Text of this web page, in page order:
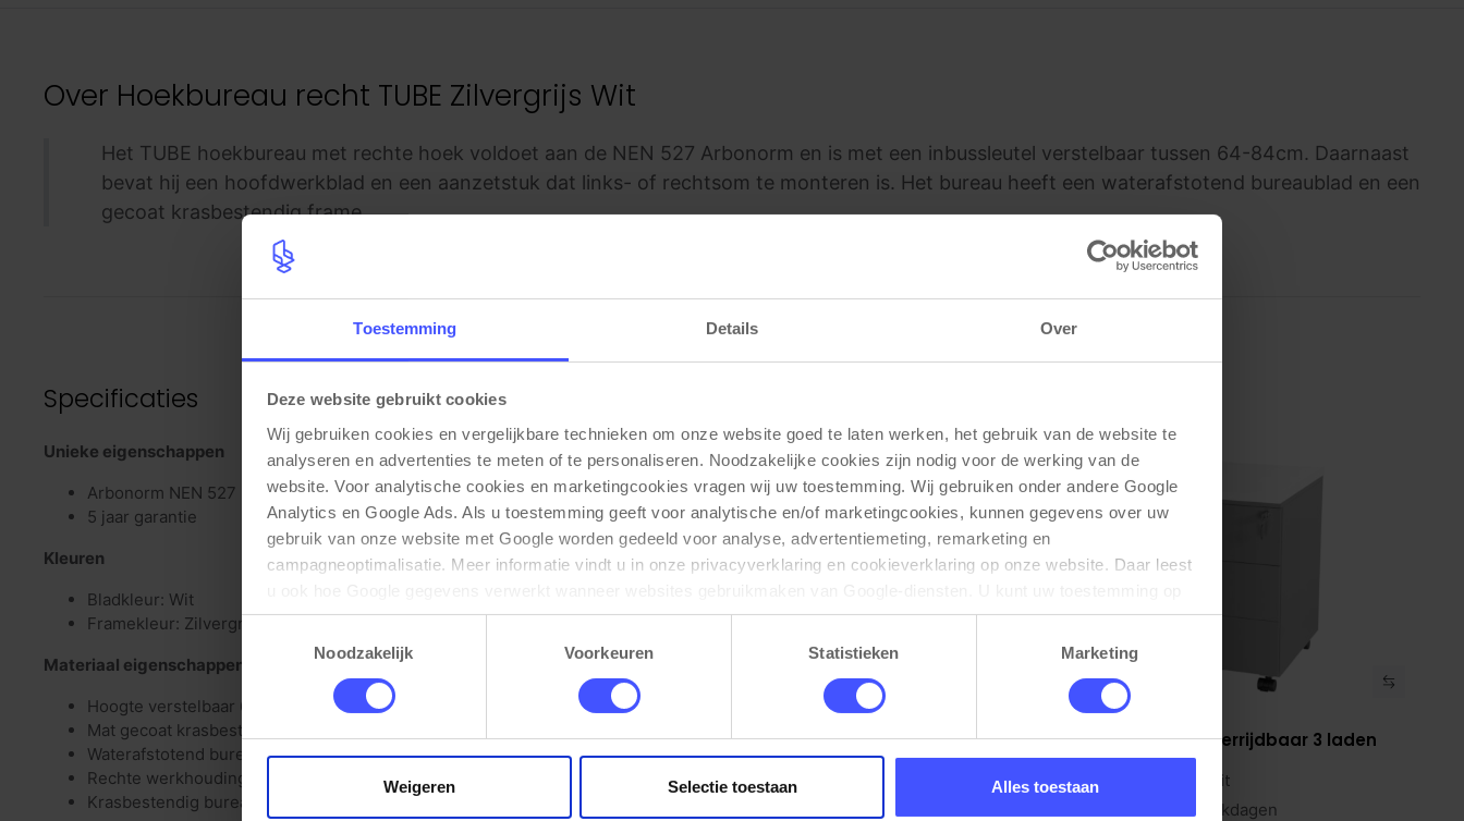
Toestemming Details Over
Deze website gebruikt cookies
Wij gebruiken cookies en vergelijkbare technieken om onze website goed te laten werken, het gebruik van de website te
analyseren en advertenties te meten of te personaliseren. Noodzakelijke cookies zijn nodig voor de werking van de
website. Voor analytische cookies en marketingcookies vragen wij uw toestemming. Wij gebruiken onder andere Google
Analytics en Google Ads. Als u toestemming geeft voor analytische en/of marketingcookies, kunnen gegevens over uw
gebruik van onze website met Google worden gedeeld voor analyse, advertentiemeting, remarketing en
campagneoptimalisatie. Meer informatie vindt u in onze privacyverklaring en cookieverklaring op onze website. Daar leest
elk moment wijzigen of intrekken via de cookie-instellingen. Zie onze privacy policy.
Toestemmingsselectie
Noodzakelijk
Voorkeuren Statistieken Marketing
Weigeren Selectie toestaan Alles toestaan
Over Hoekbureau recht TUBE Zilvergrijs Wit
Het TUBE hoekbureau met rechte hoek voldoet aan de NEN 527 Arbonorm en is met een inbussleutel verstelbaar tussen 64-84cm. Daarnaast
bevat hij een hoofdwerkblad en een aanzetstuk dat links- of rechtsom te monteren is. Het bureau heeft een waterafstotend bureaublad en een
gecoat krasbestendig frame.
Specificaties
Unieke eigenschappen
Arbonorm NEN 527
5 jaar garantie
Kleuren
Bladkleur: Wit
Framekleur: Zilvergrijs (RAL9006)
Materiaal eigenschappen
Hoogte verstelbaar 64-84cm
Mat gecoat krasbestendig frame
Waterafstotend bureaublad met PVC stootrand (2mm)
Rechte werkhouding (Arbo verantwoord)
Krasbestendig bureaublad (25mm)
Bekijk product
Hoekbureau rond TUBE
Zilvergrijs Wit
Op voorraad 3-5 werkdagen
Bekijk product
Metalen ladeblok verrijdbaar 3 laden
BLOC
Zilvergrijs + topblad Wit
3-5 werkdagen